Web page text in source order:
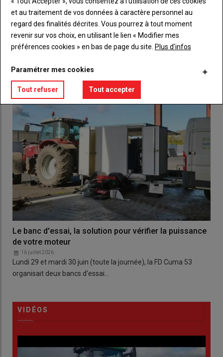
Le Japon au cœur de l'Anjou
Le 3e volet de notre série d'été sur les lieux touristiques de la
Le banc d'essai, la solution pour vérifier la puissance
de votre moteur
16 juillet 2026
Lundi 29 et mardi 30 juin (toute la journée), la FD Cuma 53
organisait deux bancs d'essai…
VIDÉOS
et au traitement de vos données à caractère personnel au
regard des finalités décrites. Vous pourrez à tout moment
revenir sur vos choix, en utilisant le lien « Modifier mes
préférences cookies » en bas de page du site. Plus d'infos
Paramétrer mes cookies
Tout refuser Tout accepter